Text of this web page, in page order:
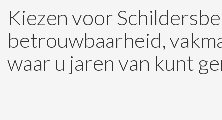
Kiezen voor
betrouwbaarheid,
waar u jaren van kunt